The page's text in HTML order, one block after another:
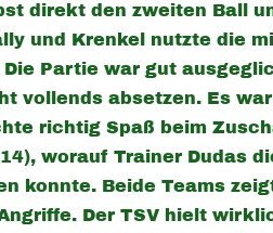
direkt den zweiten Ball
und Krenkel nutzte die
Die Partie war gut
vollends absetzen. Es
richtig Spaß beim
worauf Trainer Dudas
konnte. Beide Teams
Der TSV hielt